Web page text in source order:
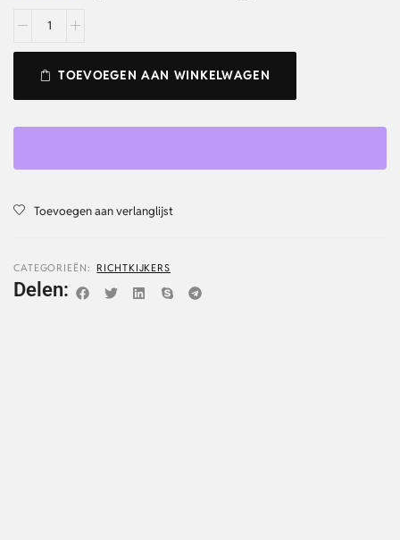
TOEVOEGEN AAN WINKELWAGEN
Toevoegen aan verlanglijst
CATEGORIEËN: RICHTKIJKERS
Delen: